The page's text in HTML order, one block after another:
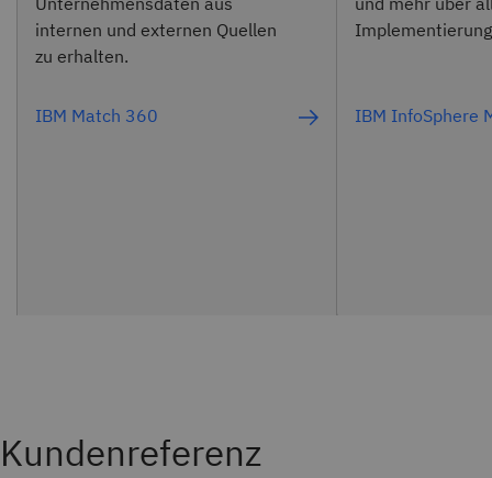
internen und externen Quellen
zu erhalten.
IBM Match 360 IBM InfoSphere
Kundenreferenz